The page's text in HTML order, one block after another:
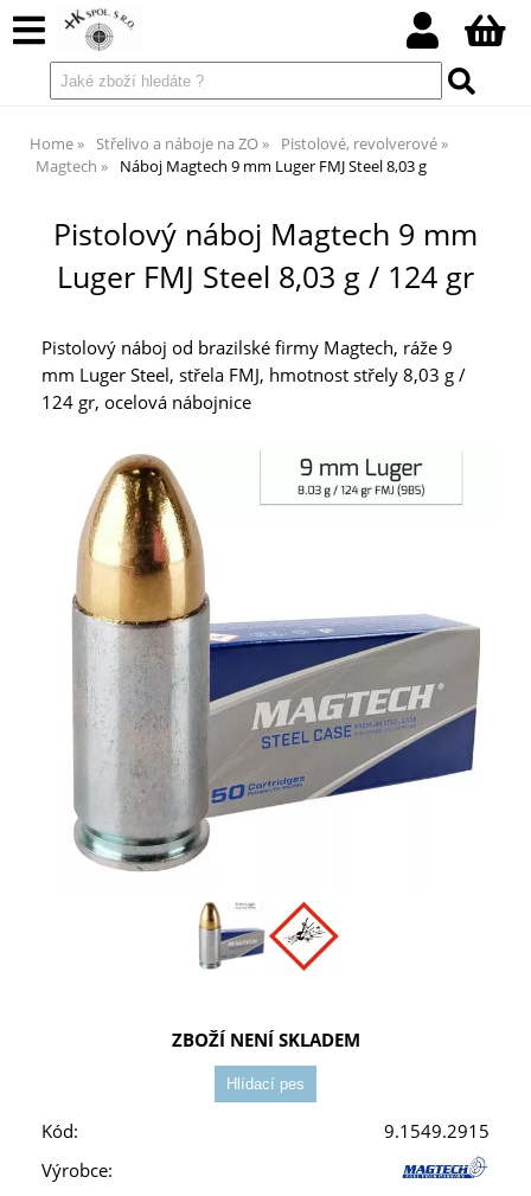
Home Střelivo a náboje na ZO
Pistolové, revolverové
Magtech
Náboj Magtech 9 mm Luger FMJ Steel 8,03 g
Pistolový náboj Magtech 9 mm
Luger FMJ Steel 8,03 g / 124 gr
Pistolový náboj od brazilské firmy Magtech, ráže 9
mm Luger Steel, střela FMJ, hmotnost střely 8,03 g /
124 gr, ocelová nábojnice
ZBOŽÍ NENÍ SKLADEM
Kód:
9.1549.2915
Výrobce: